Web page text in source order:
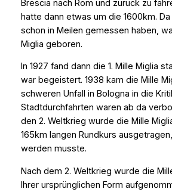
Brescia nach Rom und zurück zu
hatte dann etwas um die 1600km.
schon in Meilen gemessen haben,
Miglia geboren.
In 1927 fand dann die 1. Mille Miglia
war begeistert. 1938 kam die Mille
schweren Unfall in Bologna in die
Stadtdurchfahrten waren ab da
den 2. Weltkrieg wurde die Mille
165km langen Rundkurs
werden musste.
Nach dem 2. Weltkrieg wurde die
Ihrer ursprünglichen Form